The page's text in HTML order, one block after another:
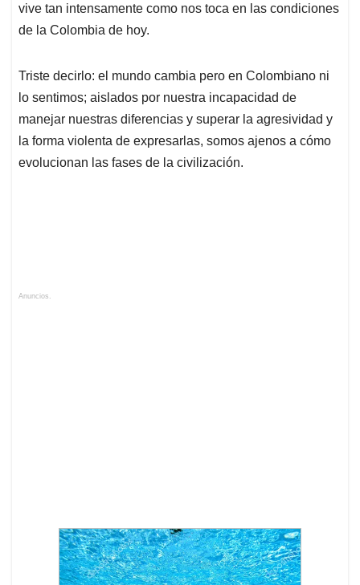
vive tan intensamente como nos toca en las condiciones
de la Colombia de hoy.
Triste decirlo: el mundo cambia pero en Colombiano ni
lo sentimos; aislados por nuestra incapacidad de
manejar nuestras diferencias y superar la agresividad y
la forma violenta de expresarlas, somos ajenos a cómo
evolucionan las fases de la civilización.
Anuncios.